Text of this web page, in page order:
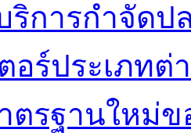
ริการกำจัด
อร์ประเภทต่
ตรฐานใหม่ข